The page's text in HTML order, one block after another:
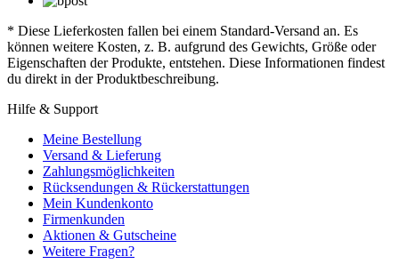
* Diese Lieferkosten fallen bei einem Standard-Versand an. Es
können weitere Kosten, z. B. aufgrund des Gewichts, Größe oder
Eigenschaften der Produkte, entstehen. Diese Informationen findest
du direkt in der Produktbeschreibung.
Hilfe & Support
Meine Bestellung
Versand & Lieferung
Zahlungsmöglichkeiten
Rücksendungen & Rückerstattungen
Mein Kundenkonto
Firmenkunden
Aktionen & Gutscheine
Weitere Fragen?